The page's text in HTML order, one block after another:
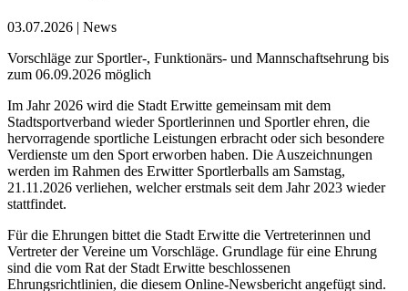
03.07.2026 | News
Vorschläge zur Sportler-, Funktionärs- und Mannschaftsehrung bis
zum 06.09.2026 möglich
Im Jahr 2026 wird die Stadt Erwitte gemeinsam mit dem
Stadtsportverband wieder Sportlerinnen und Sportler ehren, die
hervorragende sportliche Leistungen erbracht oder sich besondere
Verdienste um den Sport erworben haben. Die Auszeichnungen
werden im Rahmen des Erwitter Sportlerballs am Samstag,
21.11.2026 verliehen, welcher erstmals seit dem Jahr 2023 wieder
stattfindet.
Für die Ehrungen bittet die Stadt Erwitte die Vertreterinnen und
Vertreter der Vereine um Vorschläge. Grundlage für eine Ehrung
sind die vom Rat der Stadt Erwitte beschlossenen
Ehrungsrichtlinien, die diesem Online-Newsbericht angefügt sind.